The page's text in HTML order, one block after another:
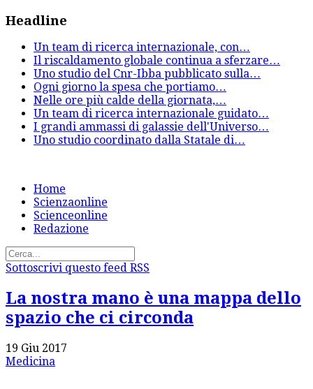
Headline
Un team di ricerca internazionale, con…
Il riscaldamento globale continua a sferzare…
Uno studio del Cnr-Ibba pubblicato sulla…
Ogni giorno la spesa che portiamo…
Nelle ore più calde della giornata,…
Un team di ricerca internazionale guidato…
I grandi ammassi di galassie dell'Universo…
Uno studio coordinato dalla Statale di…
Home
Scienzaonline
Scienceonline
Redazione
Sottoscrivi questo feed RSS
La nostra mano è una mappa dello
spazio che ci circonda
19 Giu 2017
Medicina